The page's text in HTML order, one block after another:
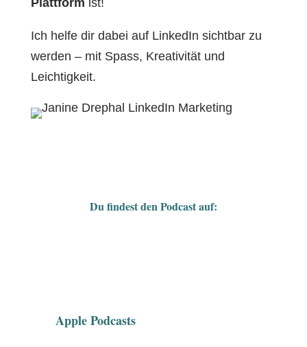
Plattform ist!
Ich helfe dir dabei auf LinkedIn sichtbar zu
werden – mit Spass, Kreativität und
Leichtigkeit.
Du findest den Podcast auf:
Apple Podcasts